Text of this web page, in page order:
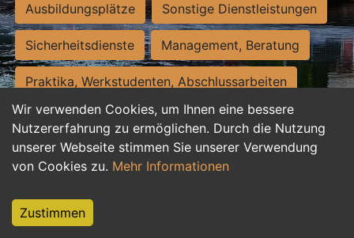
Wir verwenden Cookies, um Ihnen eine bessere
Nutzererfahrung zu ermöglichen. Durch die Nutzung
unserer Webseite stimmen Sie unserer Verwendung
von Cookies zu. Mehr Informationen
Zustimmen
Ausbildungsplätze Sonstige Dienstleistungen
Sicherheitsdienste Management, Beratung
Praktika, Werkstudenten, Abschlussarbeiten
Personalwesen Assistenz, Sekretariat
Hilfskräfte, Aushilfs- und Nebenjobs
Weiterbildung, Studium, duale Ausbildung